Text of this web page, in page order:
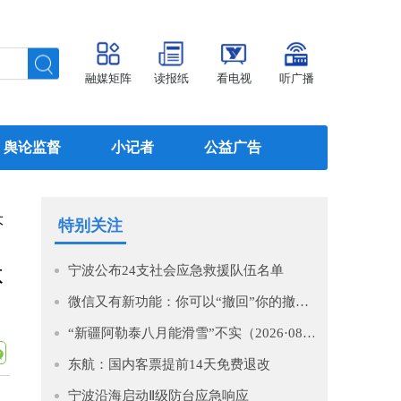
融媒矩阵 读报纸 看电视 听广播
舆论监督 小记者 公益广告
特别关注
宁波公布24支社会应急救援队伍名单
微信又有新功能：你可以“撤回”你的撤回了！
“新疆阿勒泰八月能滑雪”不实（2026·08·07）
东航：国内客票提前14天免费退改
宁波沿海启动Ⅱ级防台应急响应